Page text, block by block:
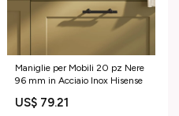
Maniglie per Mobili 20 pz Nere
96 mm in Acciaio Inox Hisense
US$ 79.21